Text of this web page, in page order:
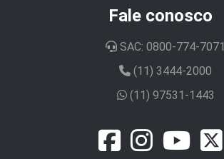
Fale conosco
SAC: 0800-774-7071
(11) 3444-2000
(11) 97531-1443